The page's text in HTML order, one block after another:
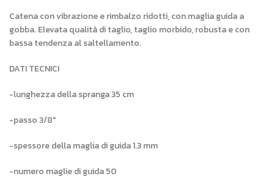
Catena con vibrazione e rimbalzo ridotti, con maglia guida a
gobba. Elevata qualità di taglio, taglio morbido, robusta e con
bassa tendenza al saltellamento.
DATI TECNICI
-lunghezza della spranga 35 cm
-passo 3/8″
-spessore della maglia di guida 1.3 mm
-numero maglie di guida 50